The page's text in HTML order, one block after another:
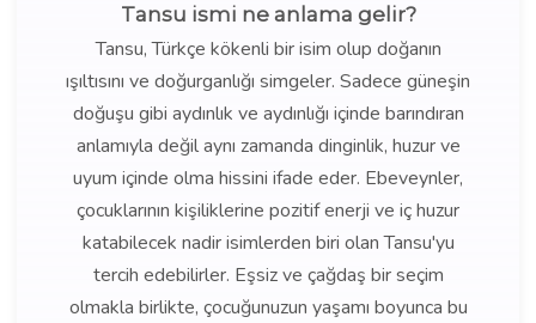
Tansu ismi ne anlama gelir?
Tansu, Türkçe kökenli bir isim olup doğanın
ışıltısını ve doğurganlığı simgeler. Sadece güneşin
doğuşu gibi aydınlık ve aydınlığı içinde barındıran
anlamıyla değil aynı zamanda dinginlik, huzur ve
uyum içinde olma hissini ifade eder. Ebeveynler,
çocuklarının kişiliklerine pozitif enerji ve iç huzur
katabilecek nadir isimlerden biri olan Tansu'yu
tercih edebilirler. Eşsiz ve çağdaş bir seçim
olmakla birlikte, çocuğunuzun yaşamı boyunca bu